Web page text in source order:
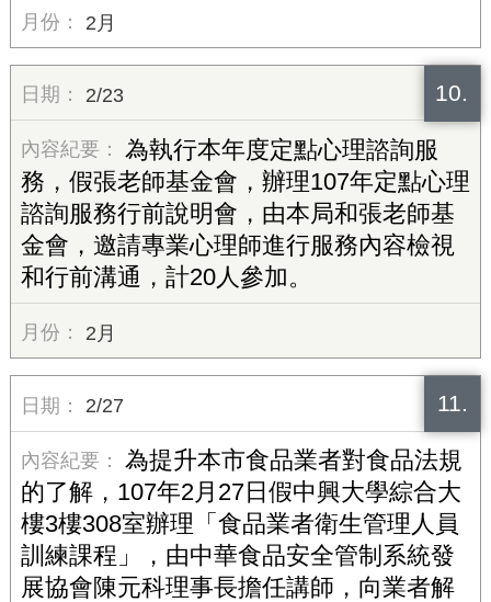
2月
10.
2/23
為執行本年度定點心理諮詢服
務，假張老師基金會，辦理107年定點心理
諮詢服務行前說明會，由本局和張老師基
金會，邀請專業心理師進行服務內容檢視
和行前溝通，計20人參加。
2月
11.
2/27
為提升本市食品業者對食品法規
的了解，107年2月27日假中興大學綜合大
樓3樓308室辦理「食品業者衛生管理人員
訓練課程」，由中華食品安全管制系統發
展協會陳元科理事長擔任講師，向業者解